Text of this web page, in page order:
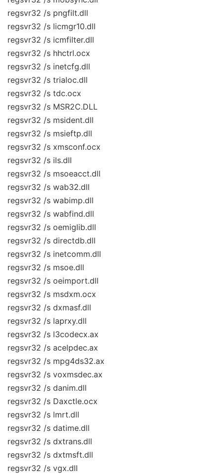
regsvr32 /s pngfilt.dll
regsvr32 /s licmgr10.dll
regsvr32 /s icmfilter.dll
regsvr32 /s hhctrl.ocx
regsvr32 /s inetcfg.dll
regsvr32 /s trialoc.dll
regsvr32 /s tdc.ocx
regsvr32 /s MSR2C.DLL
regsvr32 /s msident.dll
regsvr32 /s msieftp.dll
regsvr32 /s xmsconf.ocx
regsvr32 /s ils.dll
regsvr32 /s msoeacct.dll
regsvr32 /s wab32.dll
regsvr32 /s wabimp.dll
regsvr32 /s wabfind.dll
regsvr32 /s oemiglib.dll
regsvr32 /s directdb.dll
regsvr32 /s inetcomm.dll
regsvr32 /s msoe.dll
regsvr32 /s oeimport.dll
regsvr32 /s msdxm.ocx
regsvr32 /s dxmasf.dll
regsvr32 /s laprxy.dll
regsvr32 /s l3codecx.ax
regsvr32 /s acelpdec.ax
regsvr32 /s mpg4ds32.ax
regsvr32 /s voxmsdec.ax
regsvr32 /s danim.dll
regsvr32 /s Daxctle.ocx
regsvr32 /s lmrt.dll
regsvr32 /s datime.dll
regsvr32 /s dxtrans.dll
regsvr32 /s dxtmsft.dll
regsvr32 /s vgx.dll